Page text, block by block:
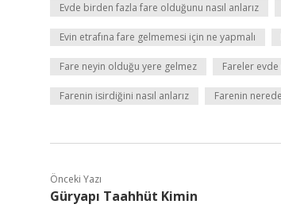
Evde birden fazla fare olduğunu nasıl anlarız
Evin etrafına fare gelmemesi için ne yapmalı
Fare neyin olduğu yere gelmez Fareler
Farenin isirdiğini nasıl anlarız Farenin
Önceki Yazı
Güryapı Taahhüt Kimin